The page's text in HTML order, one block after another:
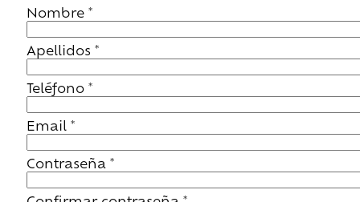
Nombre *
Apellidos *
Teléfono *
Email *
Contraseña *